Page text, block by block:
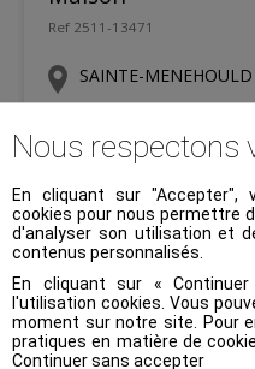
Ref 2511-13471
SAINTE-MENEHOULD
40 m²
Nous respectons
En cliquant sur "Accepter",
cookies pour nous permettre
d'analyser son utilisation et
contenus personnalisés.
En cliquant sur «
l'utilisation cookies. Vous
moment sur notre site. Pour
pratiques en matière de
Continuer sans accepter